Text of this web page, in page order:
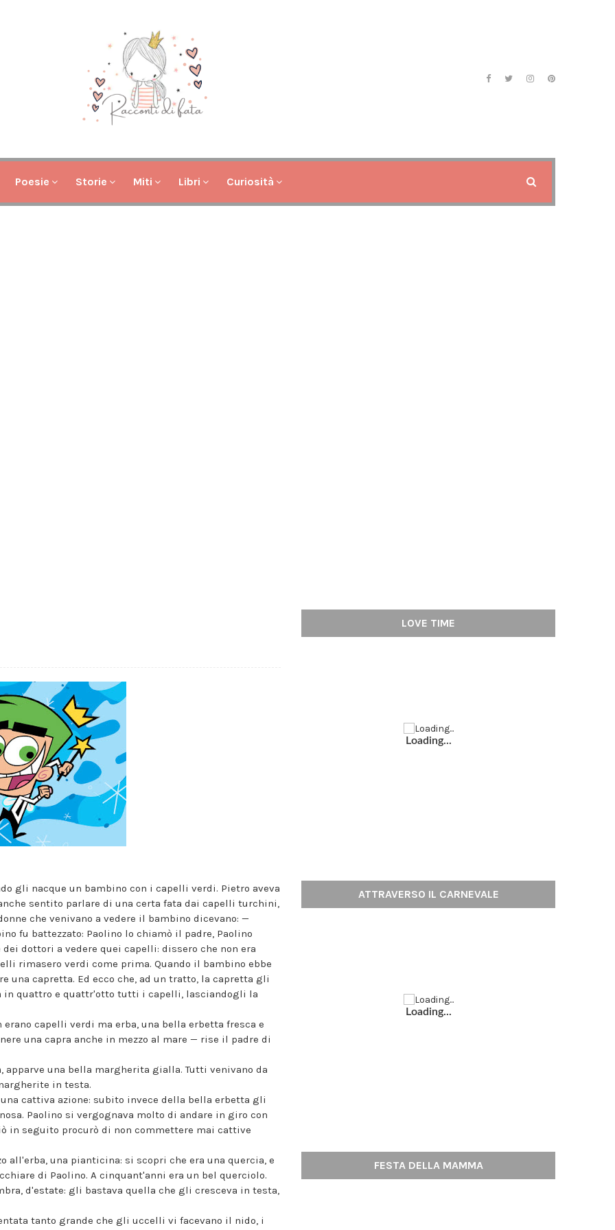
Poesie Storie Miti Libri Curiosità
gli nacque un bambino con i capelli verdi. Pietro aveva
sentito parlare di una certa fata dai capelli turchini,
che venivano a vedere il bambino dicevano: —
fu battezzato: Paolino lo chiamò il padre, Paolino
dottori a vedere quei capelli: dissero che non era
rimasero verdi come prima. Quando il bambino ebbe
una capretta. Ed ecco che, ad un tratto, la capretta gli
in quattro e quattr'otto tutti i capelli, lasciandogli la
capelli verdi ma erba, una bella erbetta fresca e
una capra anche in mezzo al mare — rise il padre di
una bella margherita gialla. Tutti venivano da
in testa.
cattiva azione: subito invece della bella erbetta gli
Paolino si vergognava molto di andare in giro con
in seguito procurò di non commettere mai cattive
all'erba, una pianticina: si scopri che era una quercia, e
di Paolino. A cinquant'anni era un bel querciolo.
d'estate: gli bastava quella che gli cresceva in testa,
tanto grande che gli uccelli vi facevano il nido, i
LOVE TIME
Loading...
ATTRAVERSO IL CARNEVALE
Loading...
FESTA DELLA MAMMA